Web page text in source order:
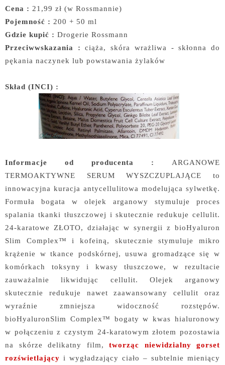
Cena : 21,99 zł (w Rossmannie)
Pojemność : 200 + 50 ml
Gdzie kupić : Drogerie Rossmann
Przeciwwskazania :ciąża, skóra wrażliwa - skłonna do
pękania naczynek lub powstawania żylaków
Skład (INCI) :
Informacje od producenta : ARGANOWE
TERMOAKTYWNE SERUM WYSZCZUPLAJĄCE to
innowacyjna kuracja antycellulitowa modelująca sylwetkę.
Formuła bogata w olejek arganowy stymuluje proces
spalania tkanki tłuszczowej i skutecznie redukuje cellulit.
24-karatowe ZŁOTO, działając w synergii z bioHyaluron
Slim Complex™ i kofeiną, skutecznie stymuluje mikro
krążenie w tkance podskórnej, usuwa gromadzące się w
komórkach toksyny i kwasy tłuszczowe, w rezultacie
zauważalnie likwidując cellulit. Olejek arganowy
skutecznie redukuje nawet zaawansowany cellulit oraz
wyraźnie zmniejsza widoczność rozstępów.
bioHyaluronSlim Complex™ bogaty w kwas hialuronowy
w połączeniu z czystym 24-karatowym złotem pozostawia
na skórze delikatny film, tworząc niewidzialny gorset
rozświetlający i wygładzający ciało – subtelnie mieniący